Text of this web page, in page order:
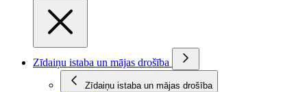
Zīdaiņu istaba un mājas drošība
Zīdaiņu istaba un mājas drošība